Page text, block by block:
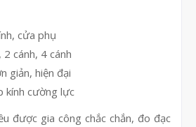
cửa phụ
cánh, 4 cánh
giản, hiện đại
kính cường lực
được gia công chắc chắn, đo đạc